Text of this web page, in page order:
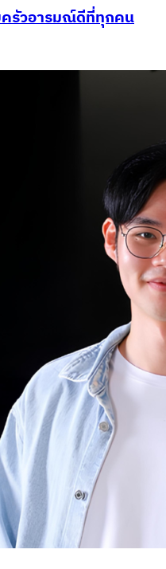
ครัวอารมณ์ดีที่ทุกคน